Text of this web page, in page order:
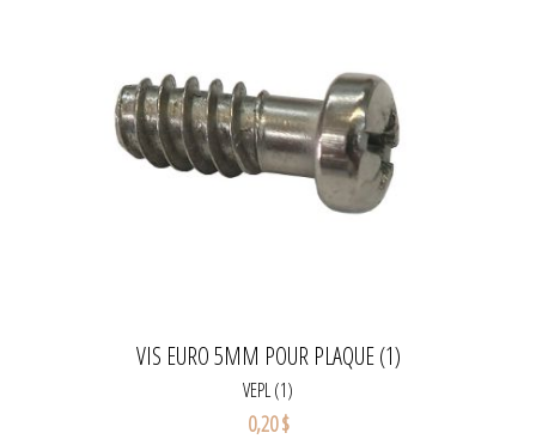
VIS EURO 5MM POUR PLAQUE (1)
VEPL (1)
0,20 $